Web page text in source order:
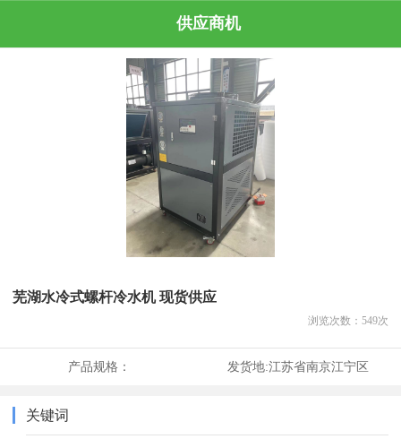
供应商机
芜湖水冷式螺杆冷水机 现货供应
浏览次数： 549次
产品规格： 发货地:江苏省南京江宁区
关键词